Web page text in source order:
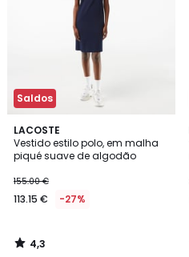
Saldos
LACOSTE
Vestido estilo polo, em malha
piqué suave de algodão
155.00 €
113.15 € -27%
4,3
/ 5
4,3
/